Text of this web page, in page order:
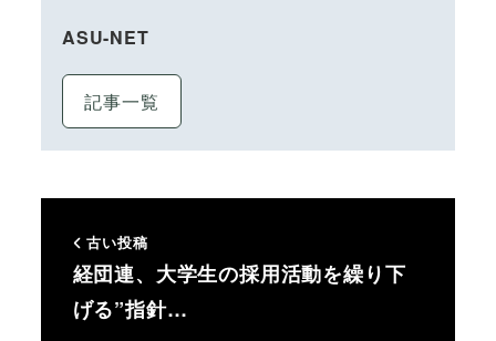
ASU-NET
記事一覧
古い投稿
経団連、大学生の採用活動を繰り下
げる”指針…